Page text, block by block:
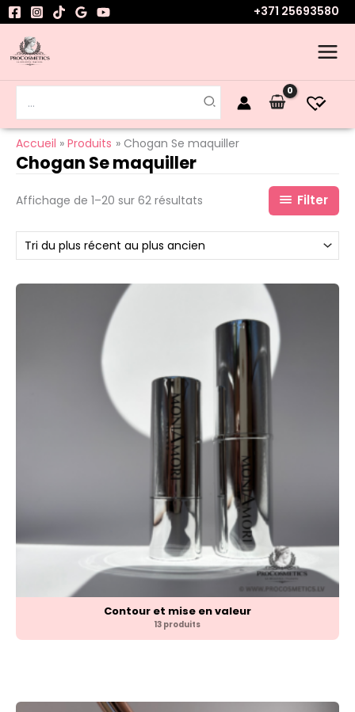
Aller
au
contenu
+371 25693580
Accueil Produits Chogan Se maquiller
Chogan Se maquiller
Affichage de 1–20 sur 62 résultats
plus
Filter
Contour et mise en valeur
13 produits